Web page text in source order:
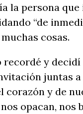
la persona que
“de
cosas.
recordé y
juntas a
corazón y de
opacan, nos